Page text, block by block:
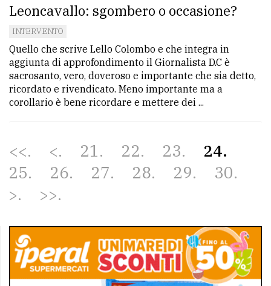
Leoncavallo: sgombero o occasione?
INTERVENTO
Quello che scrive Lello Colombo e che integra in
aggiunta di approfondimento il Giornalista D.C è
sacrosanto, vero, doveroso e importante che sia detto,
ricordato e rivendicato. Meno importante ma a
corollario è bene ricordare e mettere dei ...
<< < 21 22 23
24
25
26 27 28 29
30
>
>>